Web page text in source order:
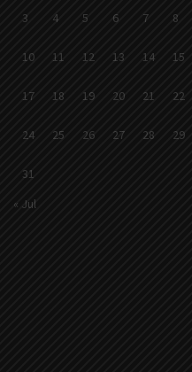
3 4 5 6 7 8
10 11 12 13 14 15
17 18 19 20 21 22
24 25 26 27 28 29
31
« Jul